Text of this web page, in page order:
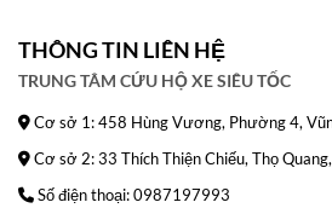
THÔNG TIN LIÊN HỆ
TRUNG TÂM CỨU HỘ XE SIÊU TỐC
Cơ sở 1: 458 Hùng Vương, Phường 4,
Cơ sở 2: 33 Thích Thiện Chiếu, Thọ
Số điện thoại: 0987197993